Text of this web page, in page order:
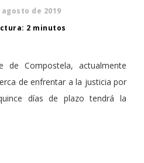
agosto de 2019
2 minutos
de Compostela, actualmente
de enfrentar a la justicia por
días de plazo tendrá la